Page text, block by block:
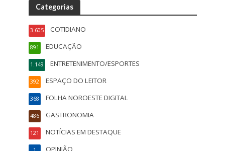
Categorias
COTIDIANO
3.605
EDUCAÇÃO
891
ENTRETENIMENTO/ESPORTES
1.149
ESPAÇO DO LEITOR
392
FOLHA NOROESTE DIGITAL
368
GASTRONOMIA
486
NOTÍCIAS EM DESTAQUE
121
OPINIÃO